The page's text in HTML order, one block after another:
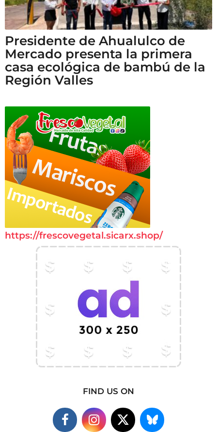
Presidente de Ahualulco de
Mercado presenta la primera
casa ecológica de bambú de la
Región Valles
https://frescovegetal.sicarx.shop/
FIND US ON